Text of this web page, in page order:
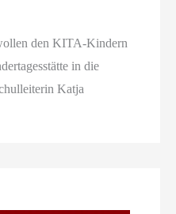
den KITA-Kindern
in die
Katja